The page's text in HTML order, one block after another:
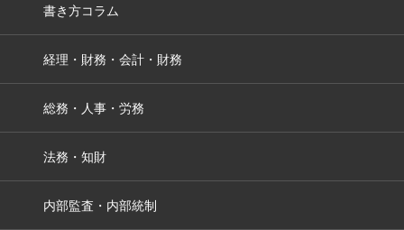
書き方コラム
経理・財務・会計・財務
総務・人事・労務
法務・知財
内部監査・内部統制